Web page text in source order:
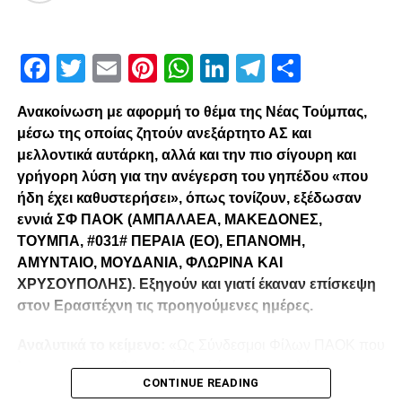
Facebook
Twitter
EmailPinterest
WhatsApp
LinkedIn
Telegram
Ανακοίνωση με αφορμή το θέμα της Νέας Τούμπας,
μέσω της οποίας ζητούν ανεξάρτητο ΑΣ και
μελλοντικά αυτάρκη, αλλά και την πιο σίγουρη και
γρήγορη λύση για την ανέγερση του γηπέδου «που
ήδη έχει καθυστερήσει», όπως τονίζουν, εξέδωσαν
εννιά ΣΦ ΠΑΟΚ (ΑΜΠΑΛΑΕΑ, ΜΑΚΕΔΟΝΕΣ,
ΤΟΥΜΠΑ, #031# ΠΕΡΑΙΑ (ΕΟ), ΕΠΑΝΟΜΗ,
ΑΜΥΝΤΑΙΟ, ΜΟΥΔΑΝΙΑ, ΦΛΩΡΙΝΑ ΚΑΙ
ΧΡΥΣΟΥΠΟΛΗΣ). Εξηγούν και γιατί έκαναν επίσκεψη
στον Ερασιτέχνη τις προηγούμενες ημέρες.
λειτουργούμε καθημερινά με γνώμωνα το καλό του
Δικεφάλου και μόνο, αισθανόμαστε την ανάγκη να
CONTINUE READING